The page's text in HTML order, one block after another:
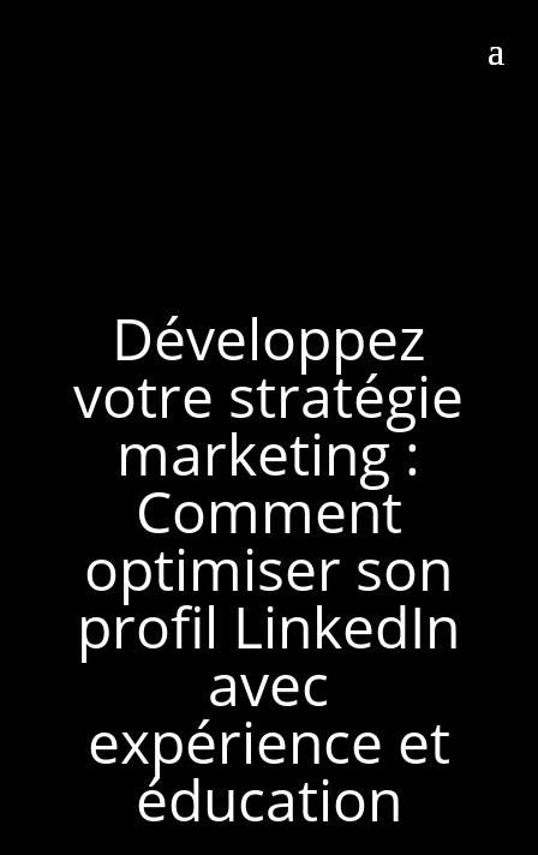
Développez
votre stratégie
marketing :
Comment
optimiser son
profil LinkedIn
avec
expérience et
éducation